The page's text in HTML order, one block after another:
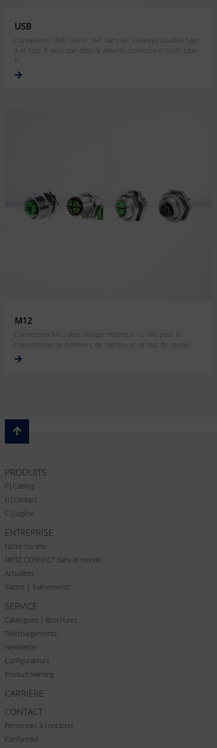
USB
Connexions USB THR et SMT dans les variantes douilles type
A et type B ainsi que dans la variante connecteur micro type
B.
M12
Connecteur M12 avec filetage métrique 12 mm pour la
transmission de données, de signaux et de bus de terrain.
PRODUITS
P|Cabling
U|Contact
C|Logline
ENTREPRISE
Notre Société
METZ CONNECT dans le monde
Actualités
Salons | Évènements
SERVICE
Catalogues | Brochures
Téléchargements
Newsletter
Configurateurs
Product warning
CARRIÈRE
CONTACT
Personnes à contacter
Conformité